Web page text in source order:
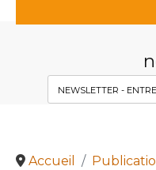
Accueil
En visitant ce